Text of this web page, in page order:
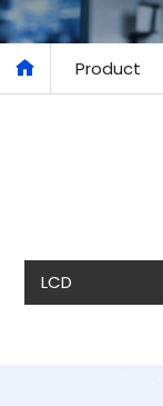
Product
LCD